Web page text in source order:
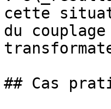
cette
du
## Cas